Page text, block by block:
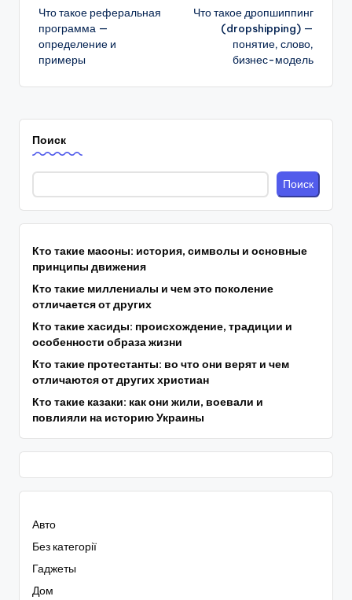
записи
Что такое реферальная
программа —
определение и
примеры
Что такое дропшиппинг
(dropshipping) —
понятие, слово,
бизнес-модель
Поиск
Поиск
Кто такие масоны: история, символы и основные
принципы движения
Кто такие миллениалы и чем это поколение
отличается от других
Кто такие хасиды: происхождение, традиции и
особенности образа жизни
Кто такие протестанты: во что они верят и чем
отличаются от других христиан
Кто такие казаки: как они жили, воевали и
повлияли на историю Украины
Авто
Без категорії
Гаджеты
Дом